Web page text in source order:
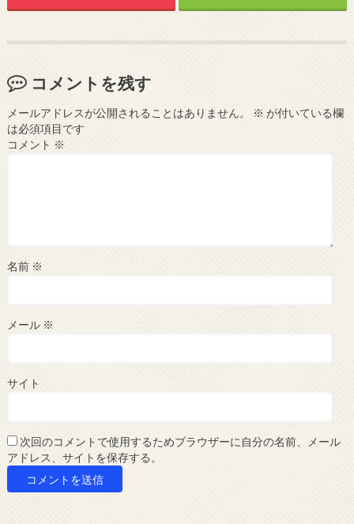
コメントを残す
メールアドレスが公開されることはありません。 ※ が付いている欄
は必須項目です
コメント ※
名前 ※
メール ※
サイト
次回のコメントで使用するためブラウザーに自分の名前、メール
アドレス、サイトを保存する。